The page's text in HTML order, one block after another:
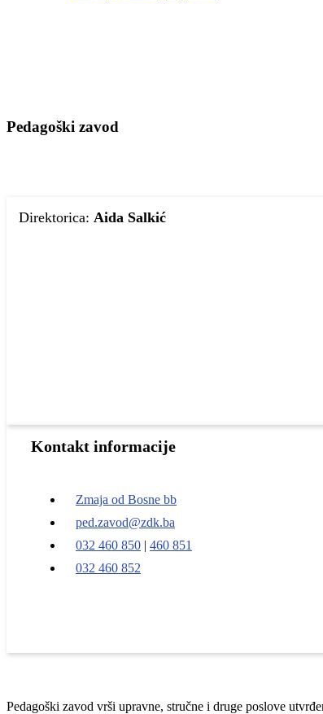
Pedagoški zavod
Direktorica: Aida Salkić
Kontakt informacije
Zmaja od Bosne bb
ped.zavod@zdk.ba
032 460 850 | 460 851
032 460 852
Pedagoški zavod vrši upravne, stručne i druge poslove